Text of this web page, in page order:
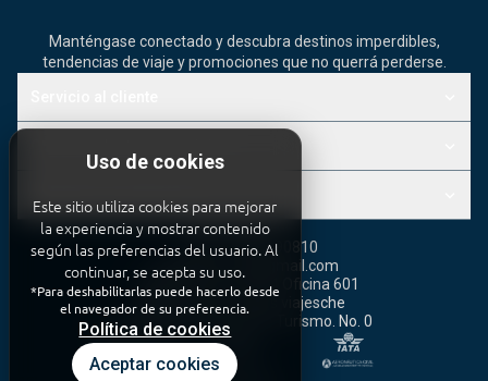
Uso de cookies
Este sitio utiliza cookies para mejorar
la experiencia y mostrar contenido
según las preferencias del usuario. Al
continuar, se acepta su uso.
*Para deshabilitarlas puede hacerlo desde
el navegador de su preferencia.
Política de cookies
Aceptar cookies
Manténgase conectado y descubra destinos imperdibles,
tendencias de viaje y promociones que no querrá perderse.
call
3008390810
Otros: 3008390810
mail viajachevere@gmail.com
location_on
AVENIDA 5N 19N 04 Oficina 601
domain Agencia de viajes viajesche
release_alert Registro Nacional de Turismo. No. 0